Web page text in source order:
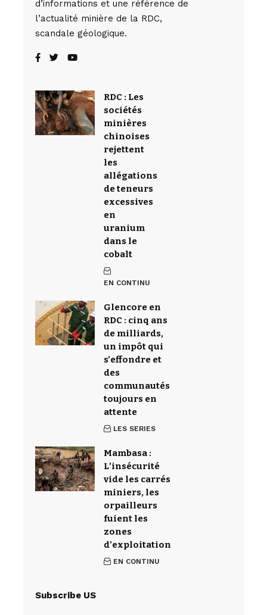
d’informations et une référence de
l’actualité minière de la RDC,
scandale géologique.
RDC : Les
sociétés
minières
chinoises
rejettent
les
allégations
de teneurs
excessives
en
uranium
dans le
cobalt
EN CONTINU
Glencore en
RDC : cinq ans
de milliards,
un impôt qui
s’effondre et
des
communautés
toujours en
attente
LES SERIES
Mambasa :
L’insécurité
vide les carrés
miniers, les
orpailleurs
fuient les
zones
d’exploitation
EN CONTINU
Subscribe US